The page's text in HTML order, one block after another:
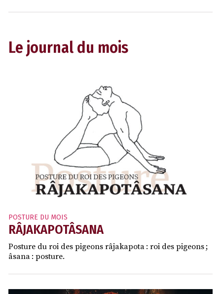
Le journal du mois
POSTURE DU MOIS
RÂJAKAPOTÂSANA
Posture du roi des pigeons râjakapota : roi des pigeons ;
âsana : posture.